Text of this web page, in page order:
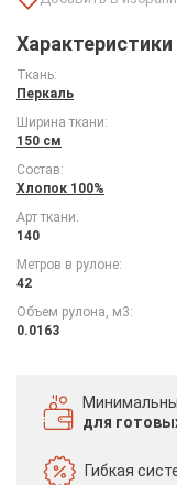
Характеристики
Ткань:
Перкаль
Ширина ткани:
150 см
Состав:
Хлопок 100%
Арт ткани:
140
Метров в рулоне:
42
Объем рулона, м3:
0.0163
для
Гибкая